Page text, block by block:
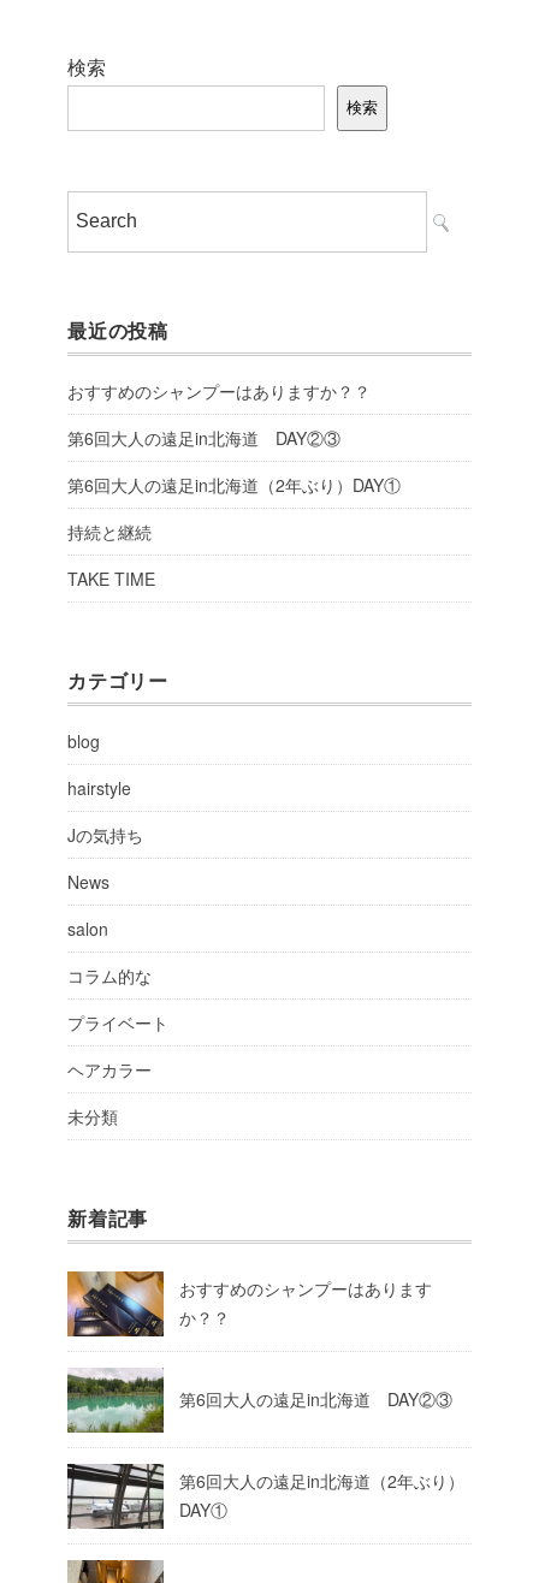
検索
検索
最近の投稿
おすすめのシャンプーはありますか？？
第6回大人の遠足in北海道 DAY②③
第6回大人の遠足in北海道（2年ぶり）DAY①
持続と継続
TAKE TIME
カテゴリー
blog
hairstyle
Jの気持ち
News
salon
コラム的な
プライベート
ヘアカラー
未分類
新着記事
おすすめのシャンプーはあります
か？？
第6回大人の遠足in北海道 DAY②③
第6回大人の遠足in北海道（2年ぶり）
DAY①